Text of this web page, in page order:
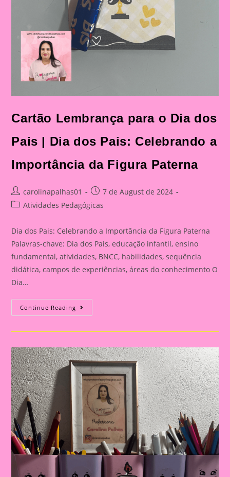
Cartão Lembrança para o Dia dos
Pais | Dia dos Pais: Celebrando a
Importância da Figura Paterna
Post
author:
carolinapalhas01
Post
published:
7 de August de 2024
PostAtividades Pedagógicas
Dia dos Pais: Celebrando a Importância da Figura Paterna
Palavras-chave: Dia dos Pais, educação infantil, ensino
fundamental, atividades, BNCC, habilidades, sequência
didática, campos de experiências, áreas do conhecimento O
Dia…
Continue Reading Cartão
Lembrança
O
Pais
|
Dia
Dos
Pais:
Celebrando
Importância
Da
Figura
Paterna